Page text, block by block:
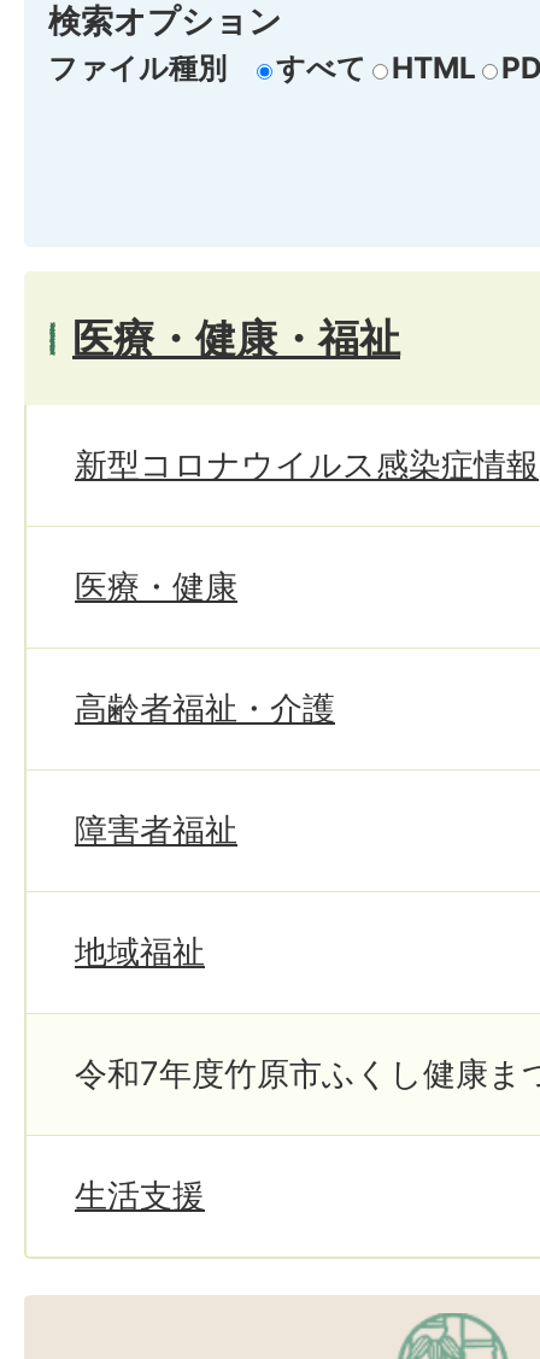
検索オプション
ファイル種別 すべて HTML
医療・健康・福祉
新型コロナウイルス感染症情報
医療・健康
高齢者福祉・介護
障害者福祉
地域福祉
令和7年度竹原市ふくし健康ま
生活支援